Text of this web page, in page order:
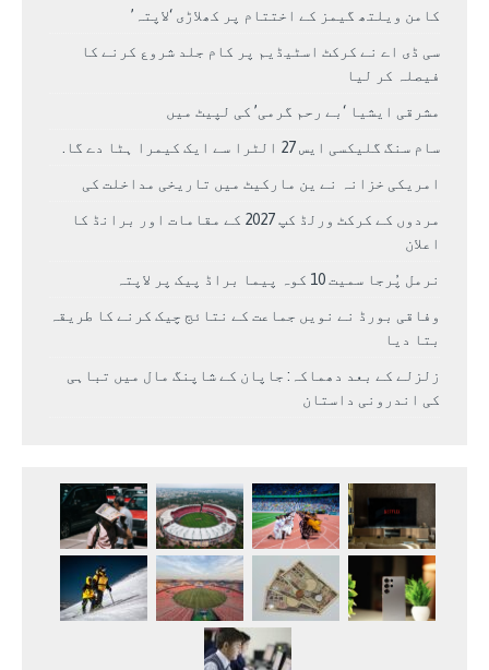
کامن ویلتھ گیمز کے اختتام پر کھلاڑی ‘لاپتہ’
سی ڈی اے نے کرکٹ اسٹیڈیم پر کام جلد شروع کرنے کا
فیصلہ کر لیا
مشرقی ایشیا ‘بے رحم گرمی’ کی لپیٹ میں
سام سنگ گلیکسی ایس 27 الٹرا سے ایک کیمرا ہٹا دے گا.
امریکی خزانہ نے ین مارکیٹ میں تاریخی مداخلت کی
مردوں کے کرکٹ ورلڈ کپ 2027 کے مقامات اور برانڈ کا
اعلان
نرمل پُرجا سمیت 10 کوہ پیما براڈ پیک پر لاپتہ
وفاقی بورڈ نے نویں جماعت کے نتائج چیک کرنے کا طریقہ
بتا دیا
زلزلے کے بعد دھماکہ: جاپان کے شاپنگ مال میں تباہی
کی اندرونی داستان